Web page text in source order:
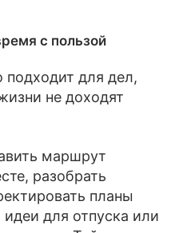
с пользой
подходит для дел,
не доходят
маршрут
разобрать
планы
для отпуска или